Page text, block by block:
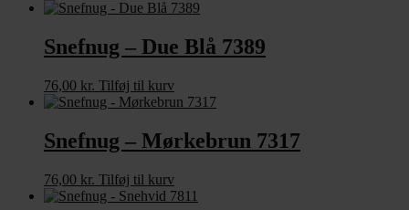
Snefnug – Due Blå 7389
76,00 kr. Tilføj til kurv
Snefnug – Mørkebrun 7317
76,00 kr. Tilføj til kurv